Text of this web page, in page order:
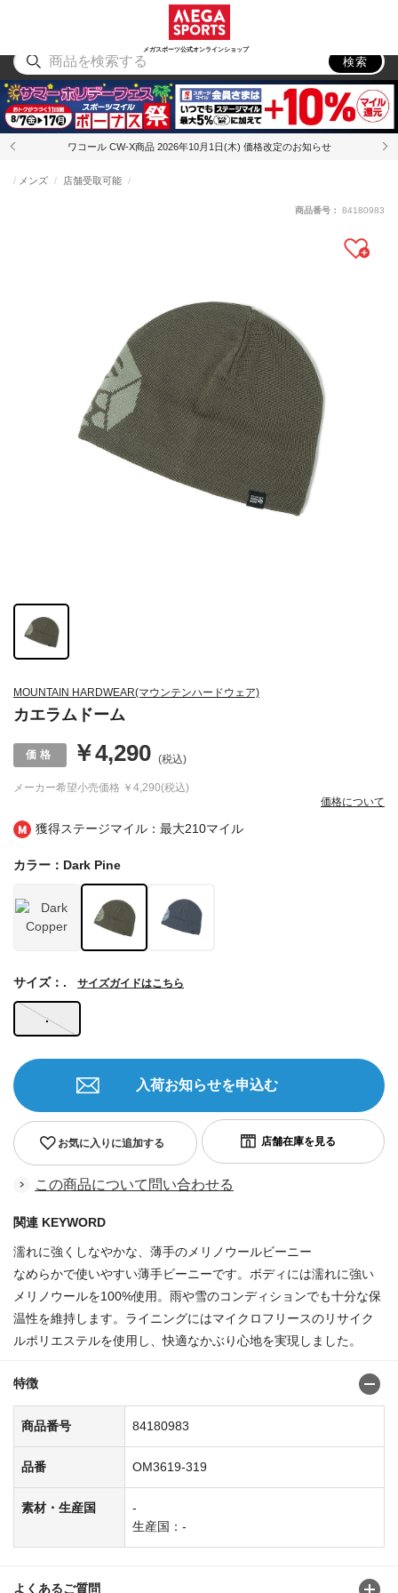
メガスポーツ公式オンラインショップ
アウトドア
検索
ワコール CW-X商品 2026年10月1日(木) 価格改定のお知らせ
獲得ステージマイル：最大210マイル
MOUNTAIN HARDWEAR(マウンテンハードウェア)
カエラムドーム
メンズ 店舗受取可能
メーカー希望小売価格 ￥4,290(税込)
￥4,290 (税込)
価格について
商品番号： 84180983
カラー：Dark Pine
.
サイズ：. サイズガイドはこちら
お気に入りに追加する
入荷お知らせを申込む
この商品について問い合わせる
関連 KEYWORD
濡れに強くしなやかな、薄手のメリノウールビーニー
なめらかで使いやすい薄手ビーニーです。ボディには濡れに強い
メリノウールを100%使用。雨や雪のコンディションでも十分な保
温性を維持します。ライニングにはマイクロフリースのリサイク
ルポリエステルを使用し、快適なかぶり心地を実現しました。
特徴
商品番号 84180983
品番 OM3619-319
素材・生産国
-
生産国：-
よくあるご質問